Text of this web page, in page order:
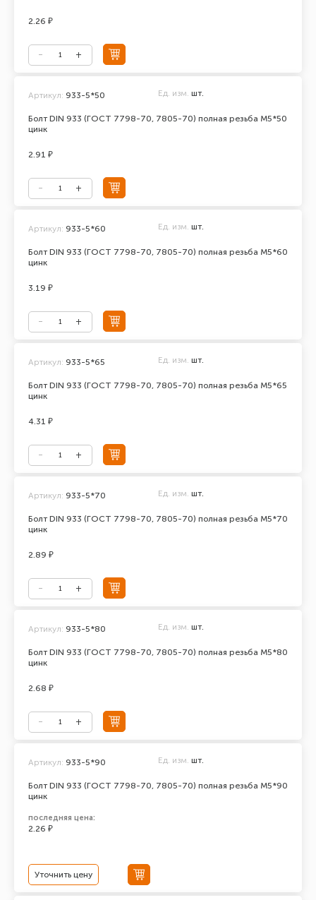
2.26 ₽
Болт DIN 933 (ГОСТ 7798-70, 7805-70) полная резьба М5*50
цинк
Артикул: 933-5*50 Ед. изм. шт.
2.91 ₽
Болт DIN 933 (ГОСТ 7798-70, 7805-70) полная резьба М5*60
цинк
Артикул: 933-5*60 Ед. изм. шт.
3.19 ₽
Болт DIN 933 (ГОСТ 7798-70, 7805-70) полная резьба М5*65
цинк
Артикул: 933-5*65 Ед. изм. шт.
4.31 ₽
Болт DIN 933 (ГОСТ 7798-70, 7805-70) полная резьба М5*70
цинк
Артикул: 933-5*70 Ед. изм. шт.
2.89 ₽
Болт DIN 933 (ГОСТ 7798-70, 7805-70) полная резьба М5*80
цинк
Артикул: 933-5*80 Ед. изм. шт.
2.68 ₽
Болт DIN 933 (ГОСТ 7798-70, 7805-70) полная резьба М5*90
цинк
Артикул: 933-5*90 Ед. изм. шт.
последняя цена:
2.26 ₽
Уточнить цену